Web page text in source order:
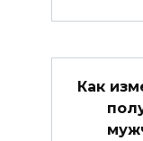
Как